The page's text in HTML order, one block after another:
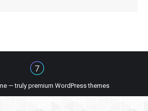
— truly premium WordPress themes